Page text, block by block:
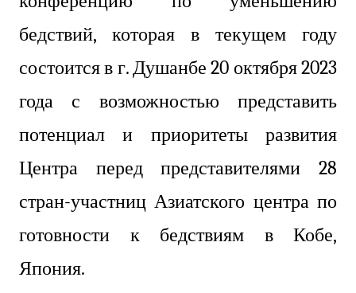
бедствий, которая в текущем году
состоится в г. Душанбе 20 октября 2023
года с возможностью представить
потенциал и приоритеты развития
Центра перед представителями 28
стран-участниц Азиатского центра по
готовности к бедствиям в Кобе,
Япония.